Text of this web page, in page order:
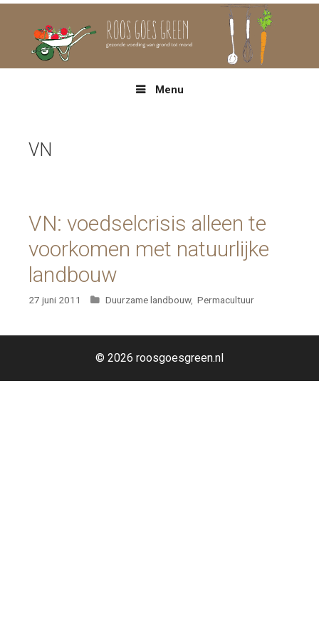
Menu
VN
VN: voedselcrisis alleen te
voorkomen met natuurlijke
landbouw
27 juni 2011 Categorieën
Duurzame landbouw, Permacultuur
© 2026 roosgoesgreen.nl